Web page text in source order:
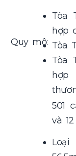
Quy mô:
Tòa
hợp
Tòa
Tòa
501
và